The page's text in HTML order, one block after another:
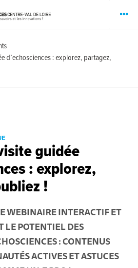
d’echosciences : explorez, partagez,
guidée
: explorez,
!
WEBINAIRE INTERACTIF ET
LE POTENTIEL DES
: CONTENUS
ACTIVES ET ASTUCES